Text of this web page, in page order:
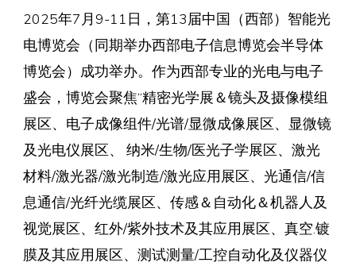
2025年7月9-11日，第13届中国（西部）智能光
电博览会（同期举办西部电子信息博览会半导体
博览会）成功举办。作为西部专业的光电与电子
盛会，博览会聚焦“精密光学展＆镜头及摄像模组
展区、电子成像组件/光谱/显微成像展区、显微镜
及光电仪展区、 纳米/生物/医光子学展区、激光
材料/激光器/激光制造/激光应用展区、光通信/信
息通信/光纤光缆展区、传感＆自动化＆机器人及
视觉展区、红外/紫外技术及其应用展区、真空.镀
膜及其应用展区、测试测量/工控自动化及仪器仪